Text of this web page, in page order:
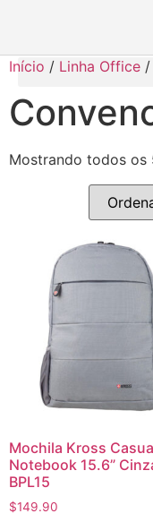
Início / Linha Office /
Mostrando todos os
Mochila Kross
Notebook 15.6”
BPL15
$149.90